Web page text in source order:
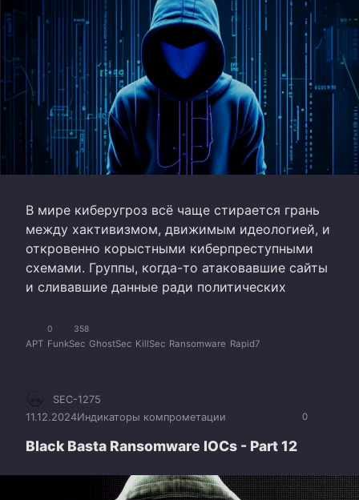
В мире киберугроз всё чаще стирается грань
между хактивизмом, движимым идеологией, и
откровенно корыстными киберпреступными
схемами. Группы, когда-то атаковавшие сайты
и сливавшие данные ради политических
0 358
APT FunkSec GhostSec KillSec Ransomware Rapid7
0
SEC-1275
11.12.2024Индикаторы компрометации
Black Basta Ransomware IOCs - Part 12